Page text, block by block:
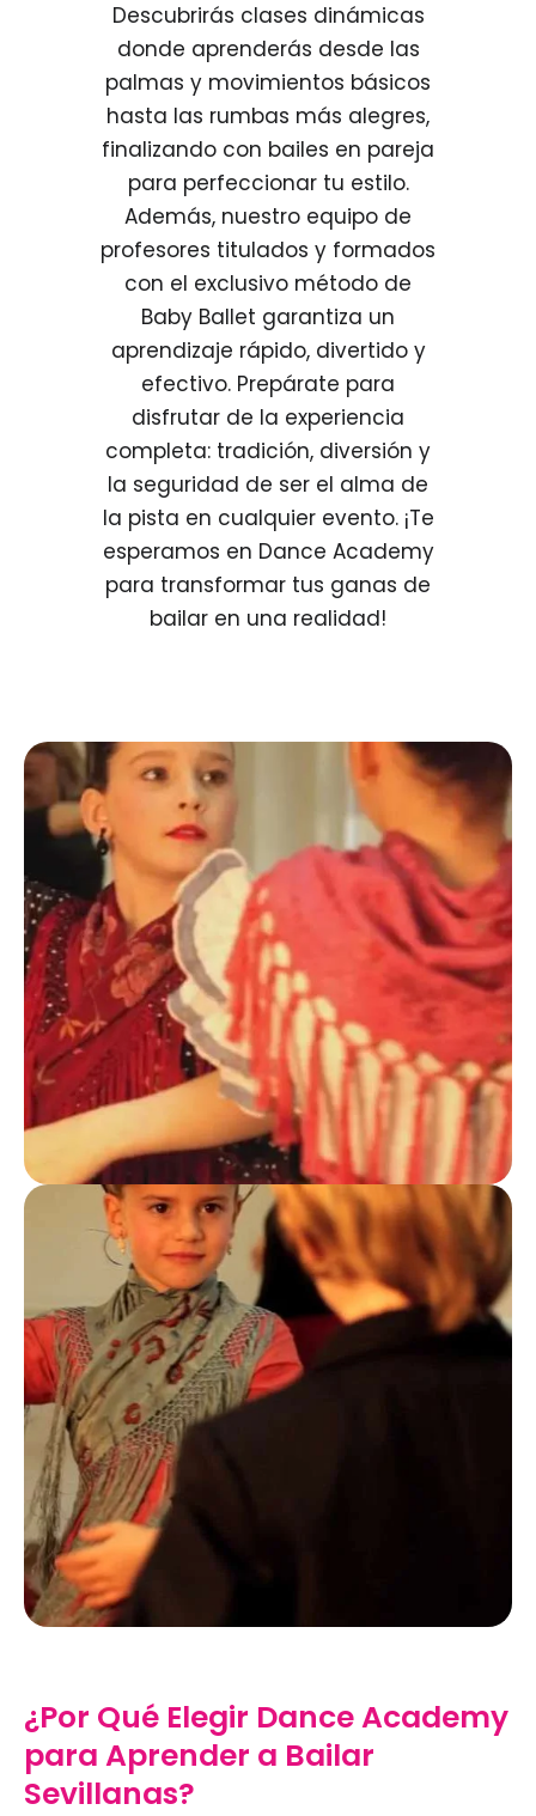
Descubrirás clases dinámicas
donde aprenderás desde las
palmas y movimientos básicos
hasta las rumbas más alegres,
finalizando con bailes en pareja
para perfeccionar tu estilo.
Además, nuestro equipo de
profesores titulados y formados
con el exclusivo método de
Baby Ballet garantiza un
aprendizaje rápido, divertido y
efectivo. Prepárate para
disfrutar de la experiencia
completa: tradición, diversión y
la seguridad de ser el alma de
la pista en cualquier evento. ¡Te
esperamos en Dance Academy
para transformar tus ganas de
bailar en una realidad!
¿Por Qué Elegir Dance Academy
para Aprender a Bailar
Sevillanas?